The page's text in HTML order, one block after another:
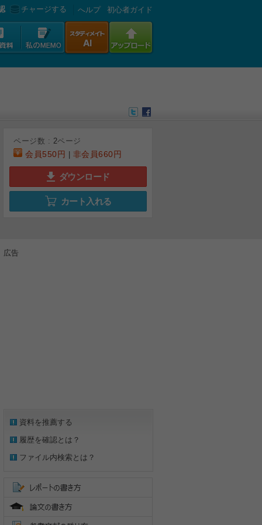
チャージする へルプ 初心者ガイド
ページ数 : 2ページ
会員550円 非会員660円
ダウンロード
カート入れる
広告
資料を推薦する
履歴を確認とは？
ファイル内検索とは？